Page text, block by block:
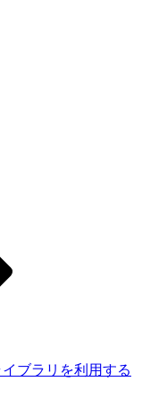
ブラリを利用する